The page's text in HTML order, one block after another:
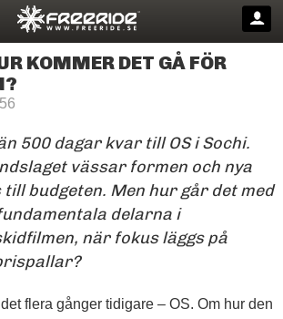
KOMMER DET GÅ FÖR
500 dagar kvar till OS i Sochi.
vässar formen och nya
budgeten. Men hur går det med
delarna i
när fokus läggs på
flera gånger tidigare – OS. Om hur den